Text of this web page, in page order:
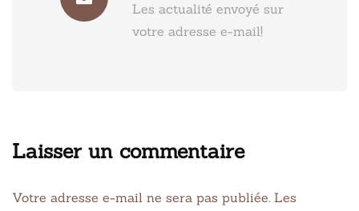
Les actualité envoyé sur
votre adresse e-mail!
Laisser un commentaire
Votre adresse e-mail ne sera pas publiée. Les